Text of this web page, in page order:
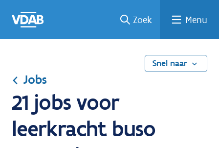
naar
een
een
job
naar
Zoek Menu
Snel naar
Jobs
21 jobs voor
leerkracht buso